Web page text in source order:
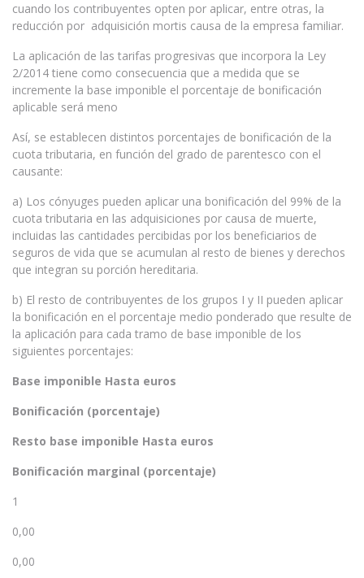
cuando los contribuyentes opten por aplicar, entre otras, la
reducción por adquisición mortis causa de la empresa familiar.
La aplicación de las tarifas progresivas que incorpora la Ley
2/2014 tiene como consecuencia que a medida que se
incremente la base imponible el porcentaje de bonificación
aplicable será meno
Así, se establecen distintos porcentajes de bonificación de la
cuota tributaria, en función del grado de parentesco con el
causante:
a) Los cónyuges pueden aplicar una bonificación del 99% de la
cuota tributaria en las adquisiciones por causa de muerte,
incluidas las cantidades percibidas por los beneficiarios de
seguros de vida que se acumulan al resto de bienes y derechos
que integran su porción hereditaria.
b) El resto de contribuyentes de los grupos I y II pueden aplicar
la bonificación en el porcentaje medio ponderado que resulte de
la aplicación para cada tramo de base imponible de los
siguientes porcentajes:
Base imponible Hasta euros
Bonificación (porcentaje)
Resto base imponible Hasta euros
Bonificación marginal (porcentaje)
1
0,00
0,00